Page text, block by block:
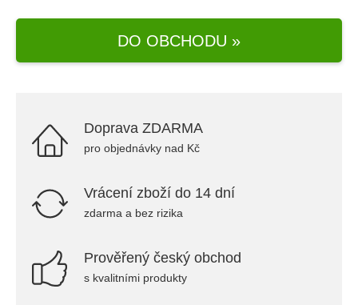
DO OBCHODU »
Doprava ZDARMA
pro objednávky nad Kč
Vrácení zboží do 14 dní
zdarma a bez rizika
Prověřený český obchod
s kvalitními produkty